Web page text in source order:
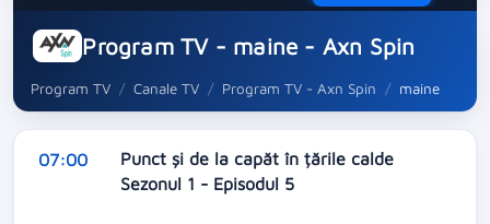
Program TV - maine - Axn Spin
Program TV Canale TV Program TV - Axn Spin maine
07:00
Punct și de la capăt în țările calde
Sezonul 1 - Episodul 5